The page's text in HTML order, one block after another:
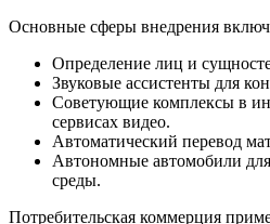
Основные сферы внедрения
Определение лиц и
Звуковые ассистенты для
Советующие комплексы в
сервисах видео.
Автоматический перевод
Автономные автомобили
среды.
Потребительская коммерция